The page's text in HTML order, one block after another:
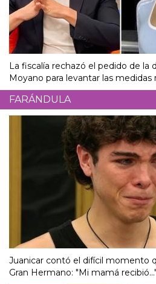
La fiscalía rechazó el pedido de la
Moyano para levantar las medidas
FARÁNDULA
Juanicar contó el difícil momento
Gran Hermano: "Mi mamá recibió..."